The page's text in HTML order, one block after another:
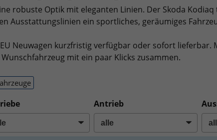
robuste Optik mit eleganten Linien. Der Skoda
Ausstattungslinien ein sportliches, geräumiges
Neuwagen kurzfristig verfügbar oder sofort lieferbar.
mit ein paar Klicks zusammen.
Antrieb